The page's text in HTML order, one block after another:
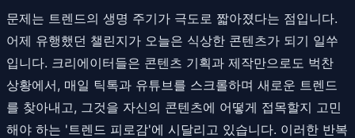
문제는 트렌드의 생명 주기가 극도로 짧아졌다는 점입니다.
어제 유행했던 챌린지가 오늘은 식상한 콘텐츠가 되기 일쑤
입니다. 크리에이터들은 콘텐츠 기획과 제작만으로도 벅찬
상황에서, 매일 틱톡과 유튜브를 스크롤하며 새로운 트렌드
를 찾아내고, 그것을 자신의 콘텐츠에 어떻게 접목할지 고민
해야 하는 '트렌드 피로감'에 시달리고 있습니다. 이러한 반복